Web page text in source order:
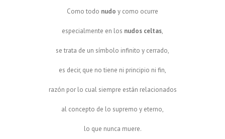
Como todo nudo y como ocurre
especialmente en los nudos celtas,
se trata de un símbolo infinito y cerrado,
es decir, que no tiene ni principio ni fin,
razón por lo cual siempre están relacionados
al concepto de lo supremo y eterno,
lo que nunca muere.